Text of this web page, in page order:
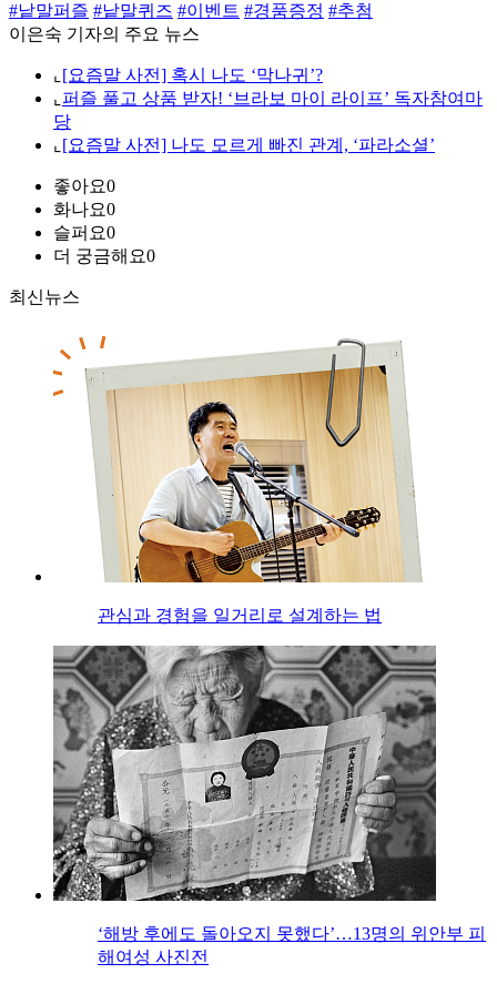
#낱말퍼즐 #낱말퀴즈 #이벤트 #경품증정 #추첨
이은숙 기자의 주요 뉴스
⌞ [요즘말 사전] 혹시 나도 ‘막나귀’?
⌞ 퍼즐 풀고 상품 받자! ‘브라보 마이 라이프’ 독자참여마
당
⌞ [요즘말 사전] 나도 모르게 빠진 관계, ‘파라소셜’
좋아요0
화나요0
슬퍼요0
더 궁금해요0
최신뉴스
관심과 경험을 일거리로 설계하는 법
‘해방 후에도 돌아오지 못했다’…13명의 위안부 피
해여성 사진전